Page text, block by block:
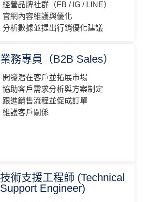
經營品牌社群（FB / IG / LINE）
官網內容維護與優化
分析數據並提出行銷優化建議
業務專員（B2B Sales）
開發潛在客戶並拓展市場
協助客戶需求分析與方案制定
跟進銷售流程並促成訂單
維護客戶關係
技術支援工程師 (Technical
Support Engineer)